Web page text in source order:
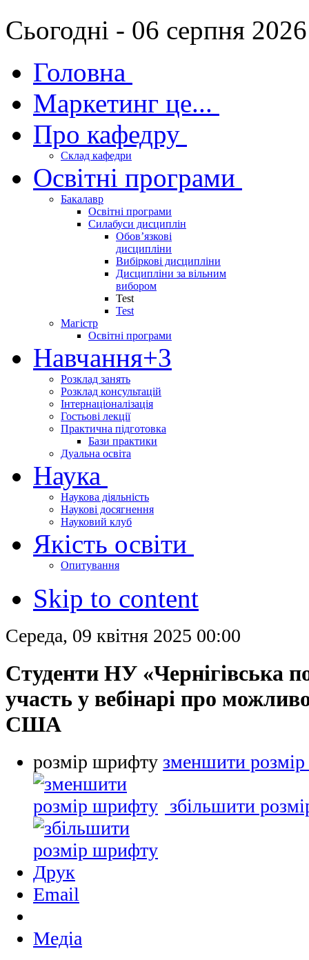
Сьогодні - 06 серпня
Головна
Маркетинг це...
Про кафедру
Склад кафедри
Освітні програми
Бакалавр
Освітні програми
Силабуси дисциплін
Обов’язкові
дисципліни
Вибіркові дисципліни
Дисципліни за вільним
вибором
Test
Test
Магістр
Освітні програми
Навчання+3
Розклад занять
Розклад консультацій
Інтернаціоналізація
Гостьові лекції
Практична підготовка
Бази практики
Дуальна освіта
Наука
Наукова діяльність
Наукові досягнення
Науковий клуб
Якість освіти
Опитування
Skip to content
Середа, 09 квітня 2025 00:00
Студенти НУ «Чернігівська
участь у вебінарі про
США
розмір шрифту зменшити
збільшити
Друк
Email
Медіа